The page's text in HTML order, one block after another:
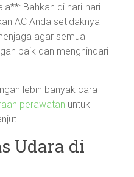
Bahkan di hari-hari
AC Anda setidaknya
agar semua
baik dan menghindari
lebih banyak cara
perawatan untuk
Udara di